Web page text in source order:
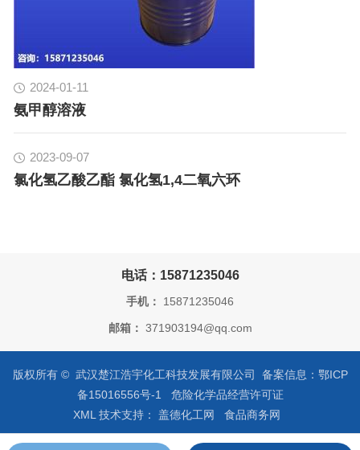
2024-01-11
氨甲醇溶液
2023-09-07
氯化氢乙酸乙酯 氯化氢1,4二氧六环
电话：15871235046
手机： 15871235046
邮箱： 371903194@qq.com
版权所有 © 武汉楚江浩宇化工科技发展有限公司 备案信息： 鄂ICP
备15016556号-1
危险化学品经营许可证
XML 技术支持： 盖德化工网 食品商务网